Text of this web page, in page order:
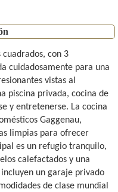
cuadrados, con 3
cuidadosamente para una
vistas al
piscina privada, cocina de
y entretenerse. La cocina
Gaggenau,
limpias para ofrecer
es un refugio tranquilo,
calefactados y una
un garaje privado
de clase mundial